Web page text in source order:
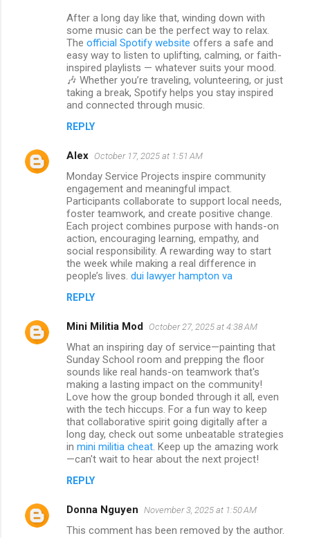
After a long day like that, winding down with
some music can be the perfect way to relax.
The official Spotify website offers a safe and
easy way to listen to uplifting, calming, or faith-
inspired playlists — whatever suits your mood.
🎶 Whether you’re traveling, volunteering, or just
taking a break, Spotify helps you stay inspired
and connected through music.
REPLY
Alex October 17, 2025 at 1:51 AM
Monday Service Projects inspire community
engagement and meaningful impact.
Participants collaborate to support local needs,
foster teamwork, and create positive change.
Each project combines purpose with hands-on
action, encouraging learning, empathy, and
social responsibility. A rewarding way to start
the week while making a real difference in
people’s lives. dui lawyer hampton va
REPLY
Mini Militia Mod October 27, 2025 at 4:38 AM
What an inspiring day of service—painting that
Sunday School room and prepping the floor
sounds like real hands-on teamwork that's
making a lasting impact on the community!
Love how the group bonded through it all, even
with the tech hiccups. For a fun way to keep
that collaborative spirit going digitally after a
long day, check out some unbeatable strategies
in mini militia cheat . Keep up the amazing work
—can't wait to hear about the next project!
REPLY
Donna Nguyen November 3, 2025 at 1:50 AM
This comment has been removed by the author.